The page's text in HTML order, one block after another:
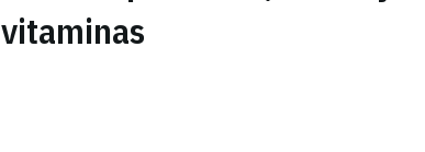
vitaminas